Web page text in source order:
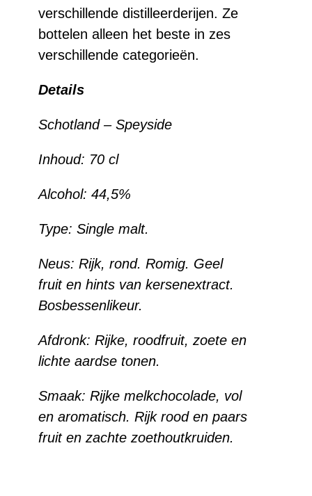
verschillende distilleerderijen. Ze
bottelen alleen het beste in zes
verschillende categorieën.
Details
Schotland – Speyside
Inhoud: 70 cl
Alcohol: 44,5%
Type: Single malt.
Neus: Rijk, rond. Romig. Geel
fruit en hints van kersenextract.
Bosbessenlikeur.
Afdronk: Rijke, roodfruit, zoete en
lichte aardse tonen.
Smaak: Rijke melkchocolade, vol
en aromatisch. Rijk rood en paars
fruit en zachte zoethoutkruiden.